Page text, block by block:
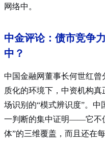
网络中。
中金评论：债市竞争
中？
中国金融网董事长何世红曾
质化的环境下，中资机构
场识别的“模式辨识度”。
一判断的集中证明——它不
体”的三维覆盖，而且还在